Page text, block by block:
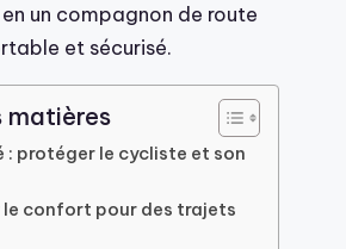
un compagnon de route
et sécurisé.
matières
: protéger le cycliste et son
confort pour des trajets